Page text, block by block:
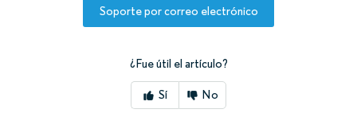
Soporte por correo electrónico
¿Fue útil el artículo?
Sí No